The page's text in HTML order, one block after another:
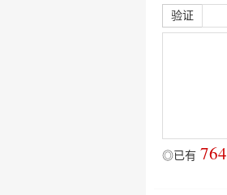
验证
◎已有 764